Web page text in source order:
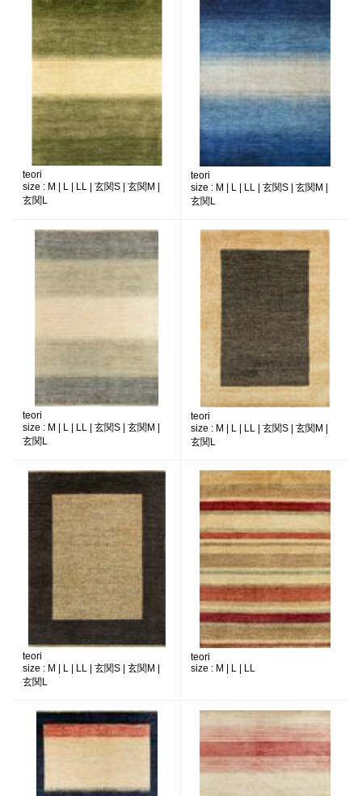
teori
size : M | L | LL | 玄関S | 玄関M |
玄関L
teori
size : M | L | LL | 玄関S | 玄関M |
玄関L
teori
size : M | L | LL | 玄関S | 玄関M |
玄関L
teori
size : M | L | LL | 玄関S | 玄関M |
玄関L
teori
size : M | L | LL | 玄関S | 玄関M |
玄関L
teori
size : M | L | LL